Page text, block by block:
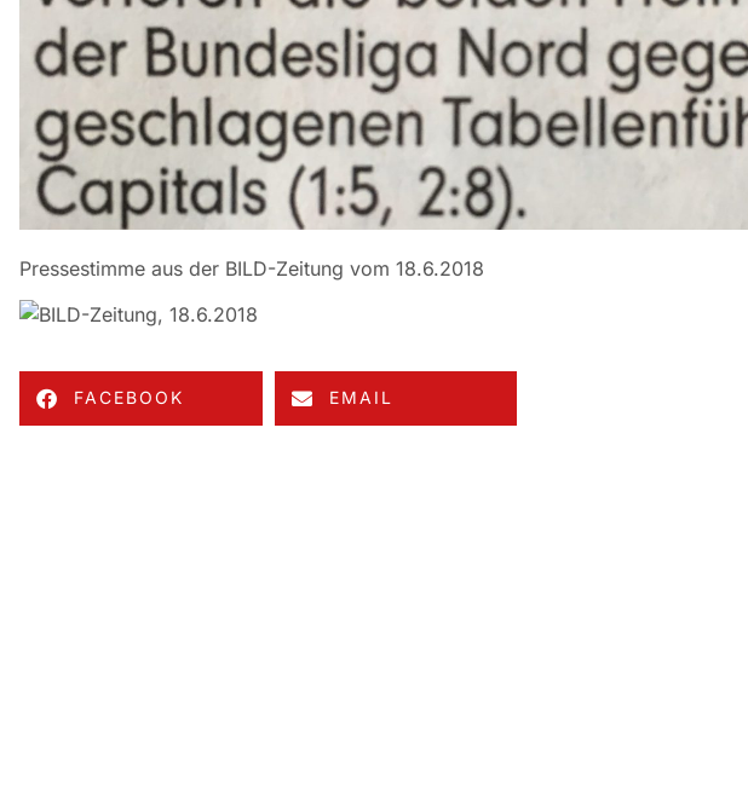
Pressestimme aus der BILD-Zeitung vom 18.6.2018
FACEBOOK EMAIL